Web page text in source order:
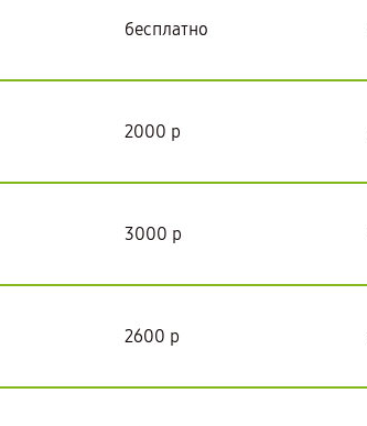
бесплатно
2000 р
3000 р
2600 р